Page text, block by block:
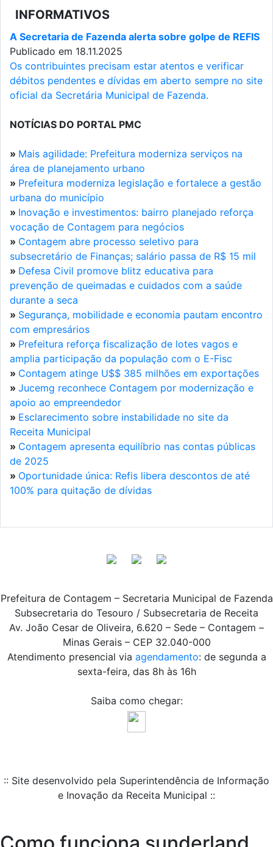
INFORMATIVOS
A Secretaria de Fazenda alerta sobre golpe de REFIS
Publicado em 18.11.2025
Os contribuintes precisam estar atentos e verificar
débitos pendentes e dívidas em aberto sempre no site
oficial da Secretária Municipal de Fazenda.
NOTÍCIAS DO PORTAL PMC
» Mais agilidade: Prefeitura moderniza serviços na
área de planejamento urbano
» Prefeitura moderniza legislação e fortalece a gestão
urbana do município
» Inovação e investimentos: bairro planejado reforça
vocação de Contagem para negócios
» Contagem abre processo seletivo para
subsecretário de Finanças; salário passa de R$ 15 mil
» Defesa Civil promove blitz educativa para
prevenção de queimadas e cuidados com a saúde
durante a seca
» Segurança, mobilidade e economia pautam encontro
com empresários
» Prefeitura reforça fiscalização de lotes vagos e
amplia participação da população com o E-Fisc
» Contagem atinge U$$ 385 milhões em exportações
» Jucemg reconhece Contagem por modernização e
apoio ao empreendedor
» Esclarecimento sobre instabilidade no site da
Receita Municipal
» Contagem apresenta equilíbrio nas contas públicas
de 2025
» Oportunidade única: Refis libera descontos de até
100% para quitação de dívidas
Prefeitura de Contagem – Secretaria Municipal de Fazenda
Subsecretaria do Tesouro / Subsecretaria de Receita
Av. João Cesar de Oliveira, 6.620 – Sede – Contagem –
Minas Gerais – CEP 32.040-000
Atendimento presencial via agendamento: de segunda a
sexta-feira, das 8h às 16h
Saiba como chegar:
:: Site desenvolvido pela Superintendência de Informação
e Inovação da Receita Municipal ::